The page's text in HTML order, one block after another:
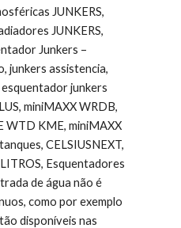
JUNKERS,
JUNKERS,
Junkers –
junkers assistencia,
junkers
miniMAXX WRDB,
WTD KME, miniMAXX
CELSIUSNEXT,
Esquentadores
de água não é
como por exemplo
disponíveis nas